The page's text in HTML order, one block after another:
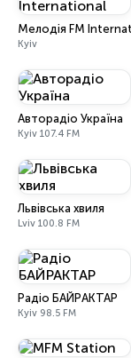
Мелодія FM
Kyiv
Авторадіо Україна
Kyiv 107.4 FM
Львівська хвиля
Lviv 100.8 FM
Радіо БАЙРАКТАР
Kyiv 98.5 FM